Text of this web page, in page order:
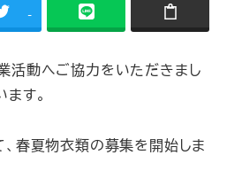
-
活動へご協力をいただきまし
す。
、春夏物衣類の募集を開始しま